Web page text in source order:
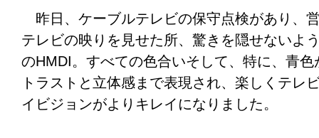
得られます。早速、あと5セット注文したい
くお願いいたします。
○○○○
昨日、ケーブルテレビの保守点検があり、
テレビの映りを見せた所、驚きを隠せないよ
のHMDI。すべての色合いそして、特に、青
トラストと立体感まで表現され、楽しくテレ
イビジョンがよりキレイになりました。